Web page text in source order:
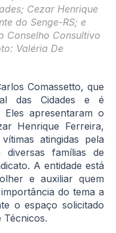
Cezar Henrique
do Senge-RS; e
Conselho Consultivo
Valéria De
Comassetto, que
das Cidades e é
apresentaram o
Henrique Ferreira,
atingidas pela
famílias de
A entidade está
e auxiliar quem
do tema a
o espaço solicitado
Técnicos.